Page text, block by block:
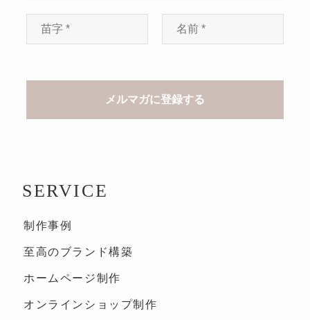
SERVICE
制作事例
至高のブランド構築
ホームページ制作
オンラインショップ制作